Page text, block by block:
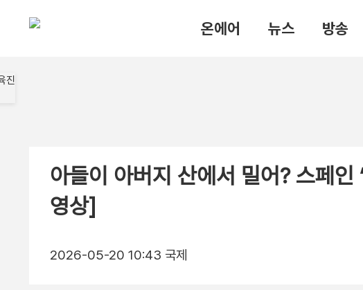
온에어 뉴스 방송
아들이 아버지 산에서 밀어? 스페인
영상]
2026-05-20 10:43 국제